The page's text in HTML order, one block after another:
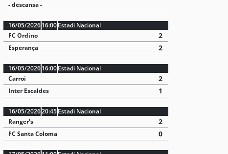
- descansa -
16/05/2026 16:00 Estadi Nacional
FC Ordino
2
Esperança 2
16/05/2026 16:00 Estadi Nacional
Carroi
2
Inter Escaldes 1
16/05/202620:45 Estadi Nacional
Ranger's
2
FC Santa Coloma 0